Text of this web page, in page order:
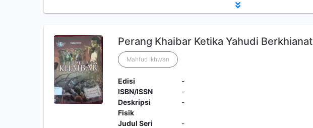
Perang Khaibar Ketika Yahudi Berkhianat
Mahfud Ikhwan
Edisi
-
ISBN/ISSN
-
Deskripsi
Fisik
-
Judul Seri
-